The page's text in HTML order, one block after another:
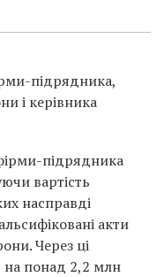
підрядника,
і керівника
підрядника
вартість
насправді
акти
Через ці
на понад 2,2 млн